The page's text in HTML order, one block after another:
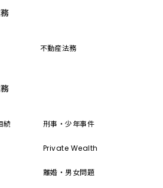
不動産法務
続 刑事・少年事件
Private Wealth
離婚・男女問題